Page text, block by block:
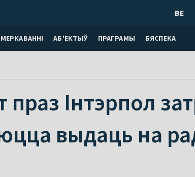
МЕРКАВАННI АБ'ЕКТЫЎ ПРАГРАМЫ БЯСПЕКА
BE
Інтэрпол
выдаць на